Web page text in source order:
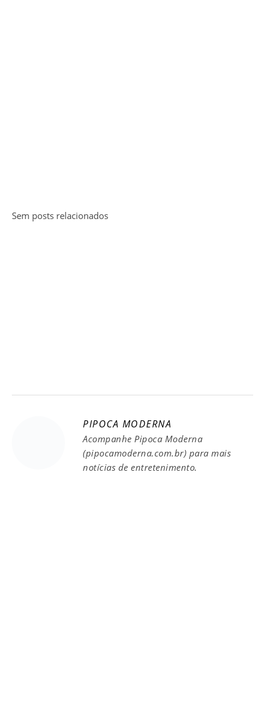
Sem posts relacionados
PIPOCA MODERNA
Acompanhe Pipoca Moderna
(pipocamoderna.com.br) para mais
notícias de entretenimento.